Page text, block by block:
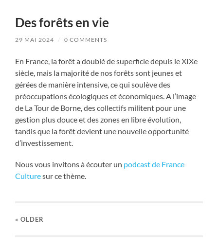
Des forêts en vie
29 MAI 2024 / 0 COMMENTS
En France, la forêt a doublé de superficie depuis le XIXe
siècle, mais la majorité de nos forêts sont jeunes et
gérées de manière intensive, ce qui soulève des
préoccupations écologiques et économiques. A l’image
de La Tour de Borne, des collectifs militent pour une
gestion plus douce et des zones en libre évolution,
tandis que la forêt devient une nouvelle opportunité
d’investissement.
Nous vous invitons à écouter un podcast de France
Culturesur ce thème.
« OLDER